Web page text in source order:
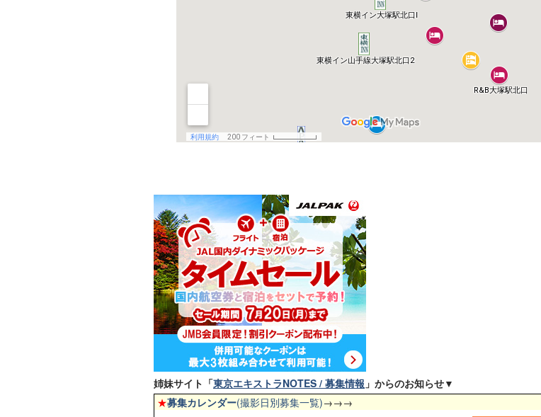
姉妹サイト「東京エキストラNOTES / 募集情報 」からのお知らせ▼
★募集カレンダー(撮影日別募集一覧)→→→